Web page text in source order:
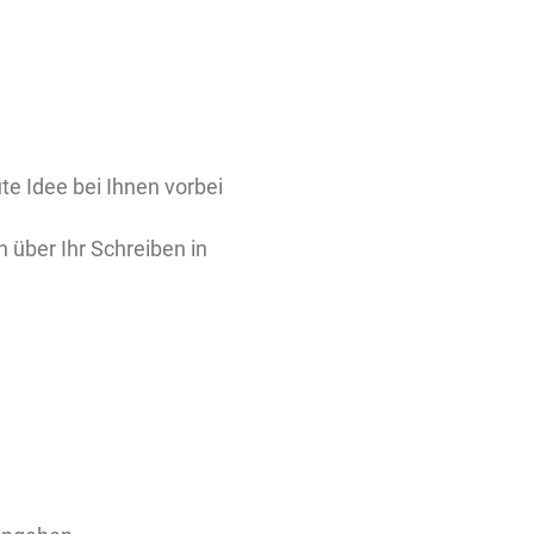
Idee bei Ihnen vorbei
über Ihr Schreiben in